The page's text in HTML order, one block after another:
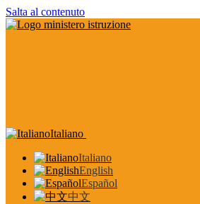
Salta al contenuto
Italiano
Italiano
English
Español
中文